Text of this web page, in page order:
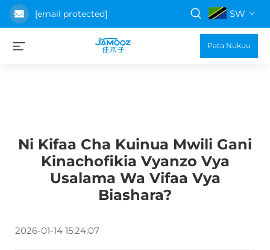
[email protected] SW
Pata Nukuu
Ni Kifaa Cha Kuinua Mwili Gani
Kinachofikia Vyanzo Vya
Usalama Wa Vifaa Vya
Biashara?
2026-01-14 15:24:07